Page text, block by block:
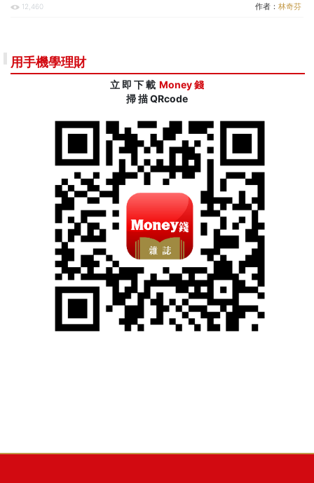
12,460 作者： 林奇芬
用手機學理財
立 即 下 載 Money 錢
掃 描 QRcode